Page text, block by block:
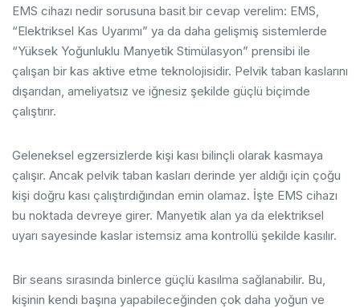
EMS cihazı nedir sorusuna basit bir cevap verelim: EMS,
“Elektriksel Kas Uyarımı” ya da daha gelişmiş sistemlerde
“Yüksek Yoğunluklu Manyetik Stimülasyon” prensibi ile
çalışan bir kas aktive etme teknolojisidir. Pelvik taban kaslarını
dışarıdan, ameliyatsız ve iğnesiz şekilde güçlü biçimde
çalıştırır.
Geleneksel egzersizlerde kişi kası bilinçli olarak kasmaya
çalışır. Ancak pelvik taban kasları derinde yer aldığı için çoğu
kişi doğru kası çalıştırdığından emin olamaz. İşte EMS cihazı
bu noktada devreye girer. Manyetik alan ya da elektriksel
uyarı sayesinde kaslar istemsiz ama kontrollü şekilde kasılır.
Bir seans sırasında binlerce güçlü kasılma sağlanabilir. Bu,
kişinin kendi başına yapabileceğinden çok daha yoğun ve